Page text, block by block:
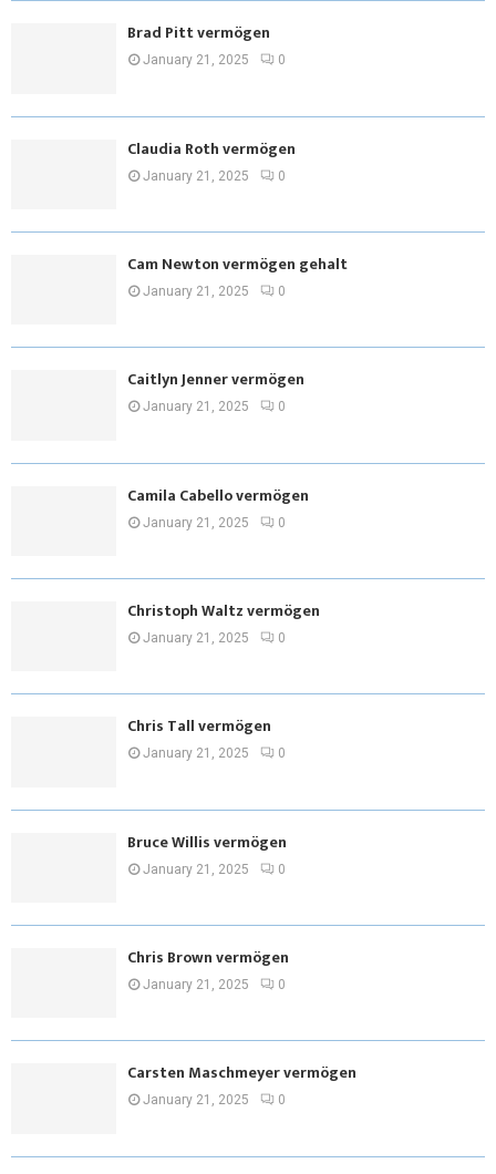
Brad Pitt vermögen
January 21, 2025 0
Claudia Roth vermögen
January 21, 2025 0
Cam Newton vermögen gehalt
January 21, 2025 0
Caitlyn Jenner vermögen
January 21, 2025 0
Camila Cabello vermögen
January 21, 2025 0
Christoph Waltz vermögen
January 21, 2025 0
Chris Tall vermögen
January 21, 2025 0
Bruce Willis vermögen
January 21, 2025 0
Chris Brown vermögen
January 21, 2025 0
Carsten Maschmeyer vermögen
January 21, 2025 0